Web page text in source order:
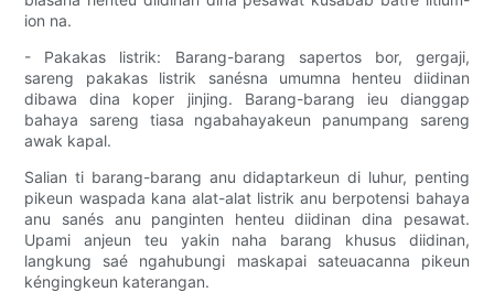
ion na.
- Pakakas listrik: Barang-barang sapertos bor, gergaji,
sareng pakakas listrik sanésna umumna henteu diidinan
dibawa dina koper jinjing. Barang-barang ieu dianggap
bahaya sareng tiasa ngabahayakeun panumpang sareng
awak kapal.
Salian ti barang-barang anu didaptarkeun di luhur, penting
pikeun waspada kana alat-alat listrik anu berpotensi bahaya
anu sanés anu panginten henteu diidinan dina pesawat.
Upami anjeun teu yakin naha barang khusus diidinan,
langkung saé ngahubungi maskapai sateuacanna pikeun
kéngingkeun katerangan.